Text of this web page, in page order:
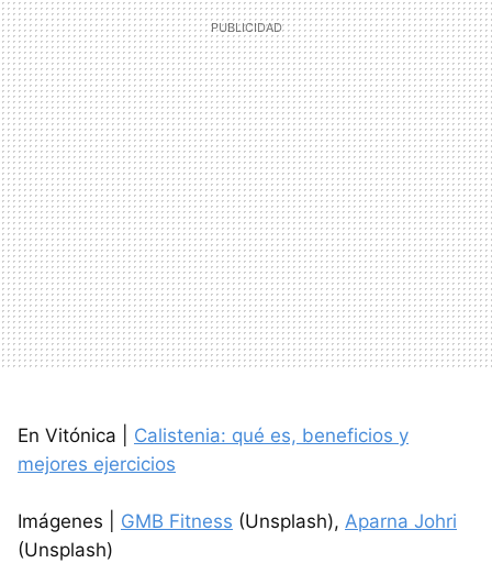
En Vitónica | Calistenia: qué es, beneficios y
mejores ejercicios
Imágenes | GMB Fitness (Unsplash), Aparna Johri
(Unsplash)